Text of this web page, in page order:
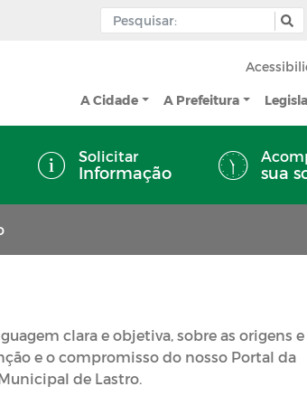
A Cidade A Prefeitura
Solicitar
Informação sua
clara e objetiva, sobre as origens e
e o compromisso do nosso Portal da
de Lastro.